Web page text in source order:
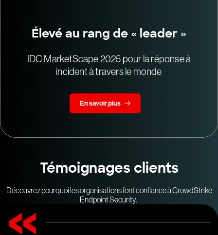
Élevé au rang de « leader »
IDC MarketScape 2025 pour la réponse à
incident à travers le monde
En savoir plus
Témoignages clients
Découvrez pourquoi les organisations font confiance à CrowdStrike
Endpoint Security.